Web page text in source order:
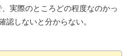
実際のところどの程度なのかっ
認しないと分からない。